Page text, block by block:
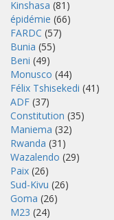
Kinshasa (81)
épidémie (66)
FARDC (57)
Bunia (55)
Beni (49)
Monusco (44)
Félix Tshisekedi (41)
ADF (37)
Constitution (35)
Maniema (32)
Rwanda (31)
Wazalendo (29)
Paix (26)
Sud-Kivu (26)
Goma (26)
M23 (24)